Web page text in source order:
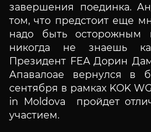
завершения поединка.
том, что предстоит еще
надо быть осторожным
никогда не знаешь
Президент FEA Дорин
Апавалоае вернулся в
сентября в рамках KOK
in Moldova пройдет
участием.